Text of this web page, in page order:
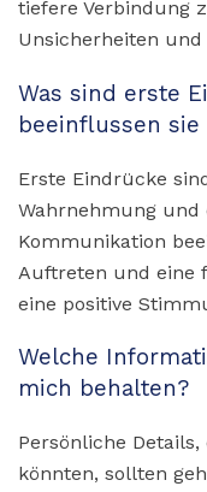
tiefere Verbindung
Unsicherheiten
Was sind erste
beeinflussen sie
Erste Eindrücke
Wahrnehmung
Kommunikation
Auftreten und eine
eine positive
Welche
mich behalten?
Persönliche
könnten, sollten